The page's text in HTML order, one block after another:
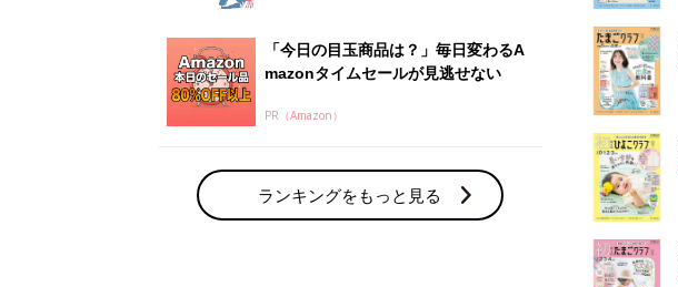
「今日の目玉商品は？」毎日変わるA
mazonタイムセールが見逃せない
PR（Amazon）
ランキングをもっと見る